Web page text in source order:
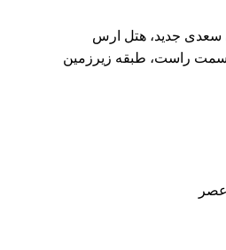
سعدی جدید، هتل ارس
سمت راست، طبقه زیرزمین